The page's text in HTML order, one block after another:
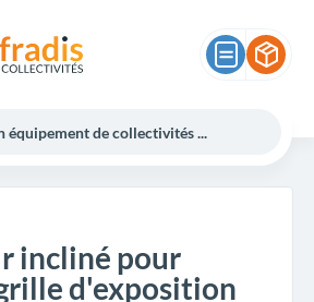
incliné pour
d'exposition